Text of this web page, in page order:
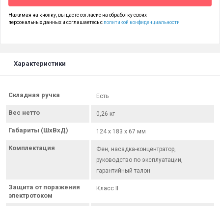
Нажимая на кнопку, вы даете согласие на обработку своих
персональных данных и соглашаетесь с политикой конфиденциальности
Характеристики
Складная ручка Есть
Вес нетто 0,26 кг
Габариты (ШхВхД) 124 х 183 х 67 мм
Комплектация
Фен, насадка-концентратор,
руководство по эксплуатации,
гарантийный талон
Защита от поражения
электротоком
Класс II